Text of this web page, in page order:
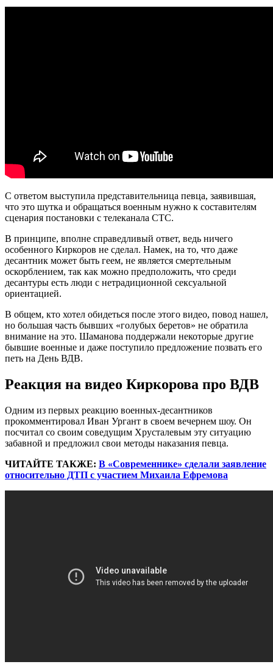
С ответом выступила представительница певца, заявившая,
что это шутка и обращаться военным нужно к составителям
сценария постановки с телеканала СТС.
В принципе, вполне справедливый ответ, ведь ничего
особенного Киркоров не сделал. Намек, на то, что даже
десантник может быть геем, не является смертельным
оскорблением, так как можно предположить, что среди
десантуры есть люди с нетрадиционной сексуальной
ориентацией.
В общем, кто хотел обидеться после этого видео, повод нашел,
но большая часть бывших «голубых беретов» не обратила
внимание на это. Шаманова поддержали некоторые другие
бывшие военные и даже поступило предложение позвать его
петь на День ВДВ.
Реакция на видео Киркорова про ВДВ
Одним из первых реакцию военных-десантников
прокомментировал Иван Ургант в своем вечернем шоу. Он
посчитал со своим соведущим Хрусталевым эту ситуацию
забавной и предложил свои методы наказания певца.
ЧИТАЙТЕ ТАКЖЕ: В «Современнике» сделали заявление
относительно ДТП с участием Михаила Ефремова